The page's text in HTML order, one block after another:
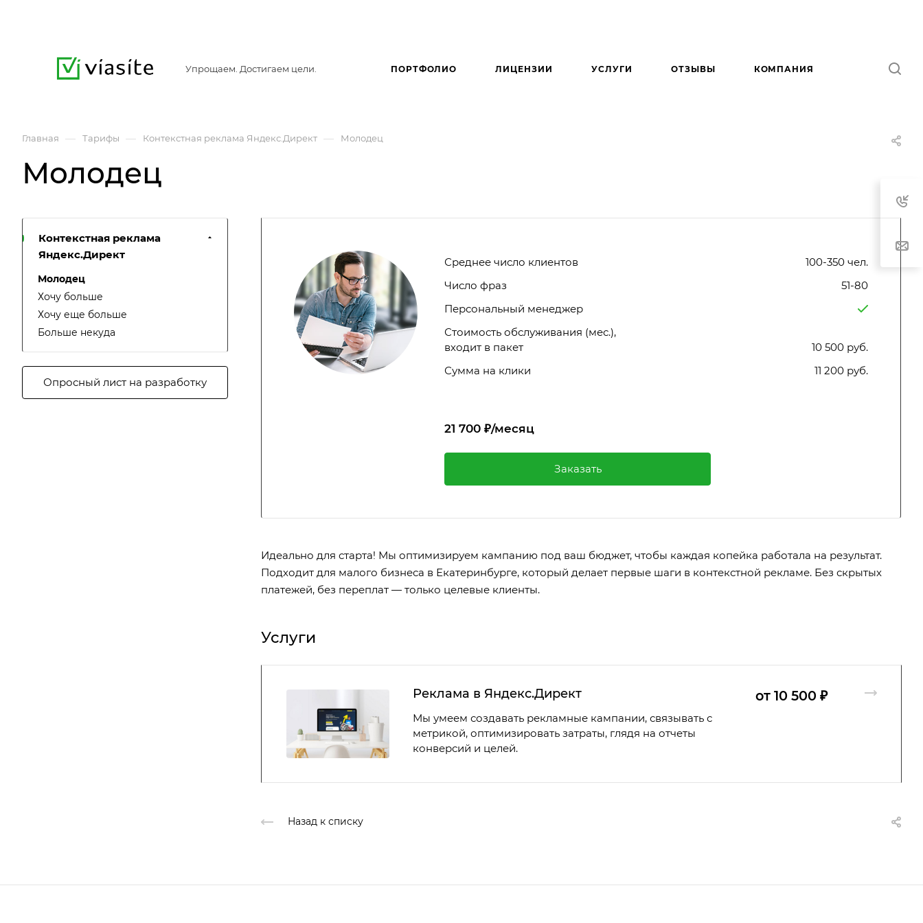
Упрощаем. Достигаем цели. ПОРТФОЛИО ЛИЦЕНЗИИ УСЛУГИ ОТЗЫВЫ КОМПАНИЯ
Главная — Тарифы — Контекстная реклама Яндекс.Директ — Молодец
Молодец
Среднее число клиентов
100-350 чел.
Число фраз
51-80
Персональный менеджер
Стоимость обслуживания (мес.),
входит в пакет
10 500 руб.
Сумма на клики
11 200 руб.
21 700 ₽/месяц
Заказать
Идеально для старта! Мы оптимизируем кампанию под ваш бюджет, чтобы каждая копейка работала на результат.
Подходит для малого бизнеса в Екатеринбурге, который делает первые шаги в контекстной рекламе. Без скрытых
платежей, без переплат — только целевые клиенты.
Услуги
Реклама в Яндекс.Директ
Мы умеем создавать рекламные кампании, связывать с
метрикой, оптимизировать затраты, глядя на отчеты
конверсий и целей.
от 10 500 ₽
Назад к списку
Контекстная реклама
Яндекс.Директ
Молодец
Хочу больше
Хочу еще больше
Больше некуда
Опросный лист на разработку